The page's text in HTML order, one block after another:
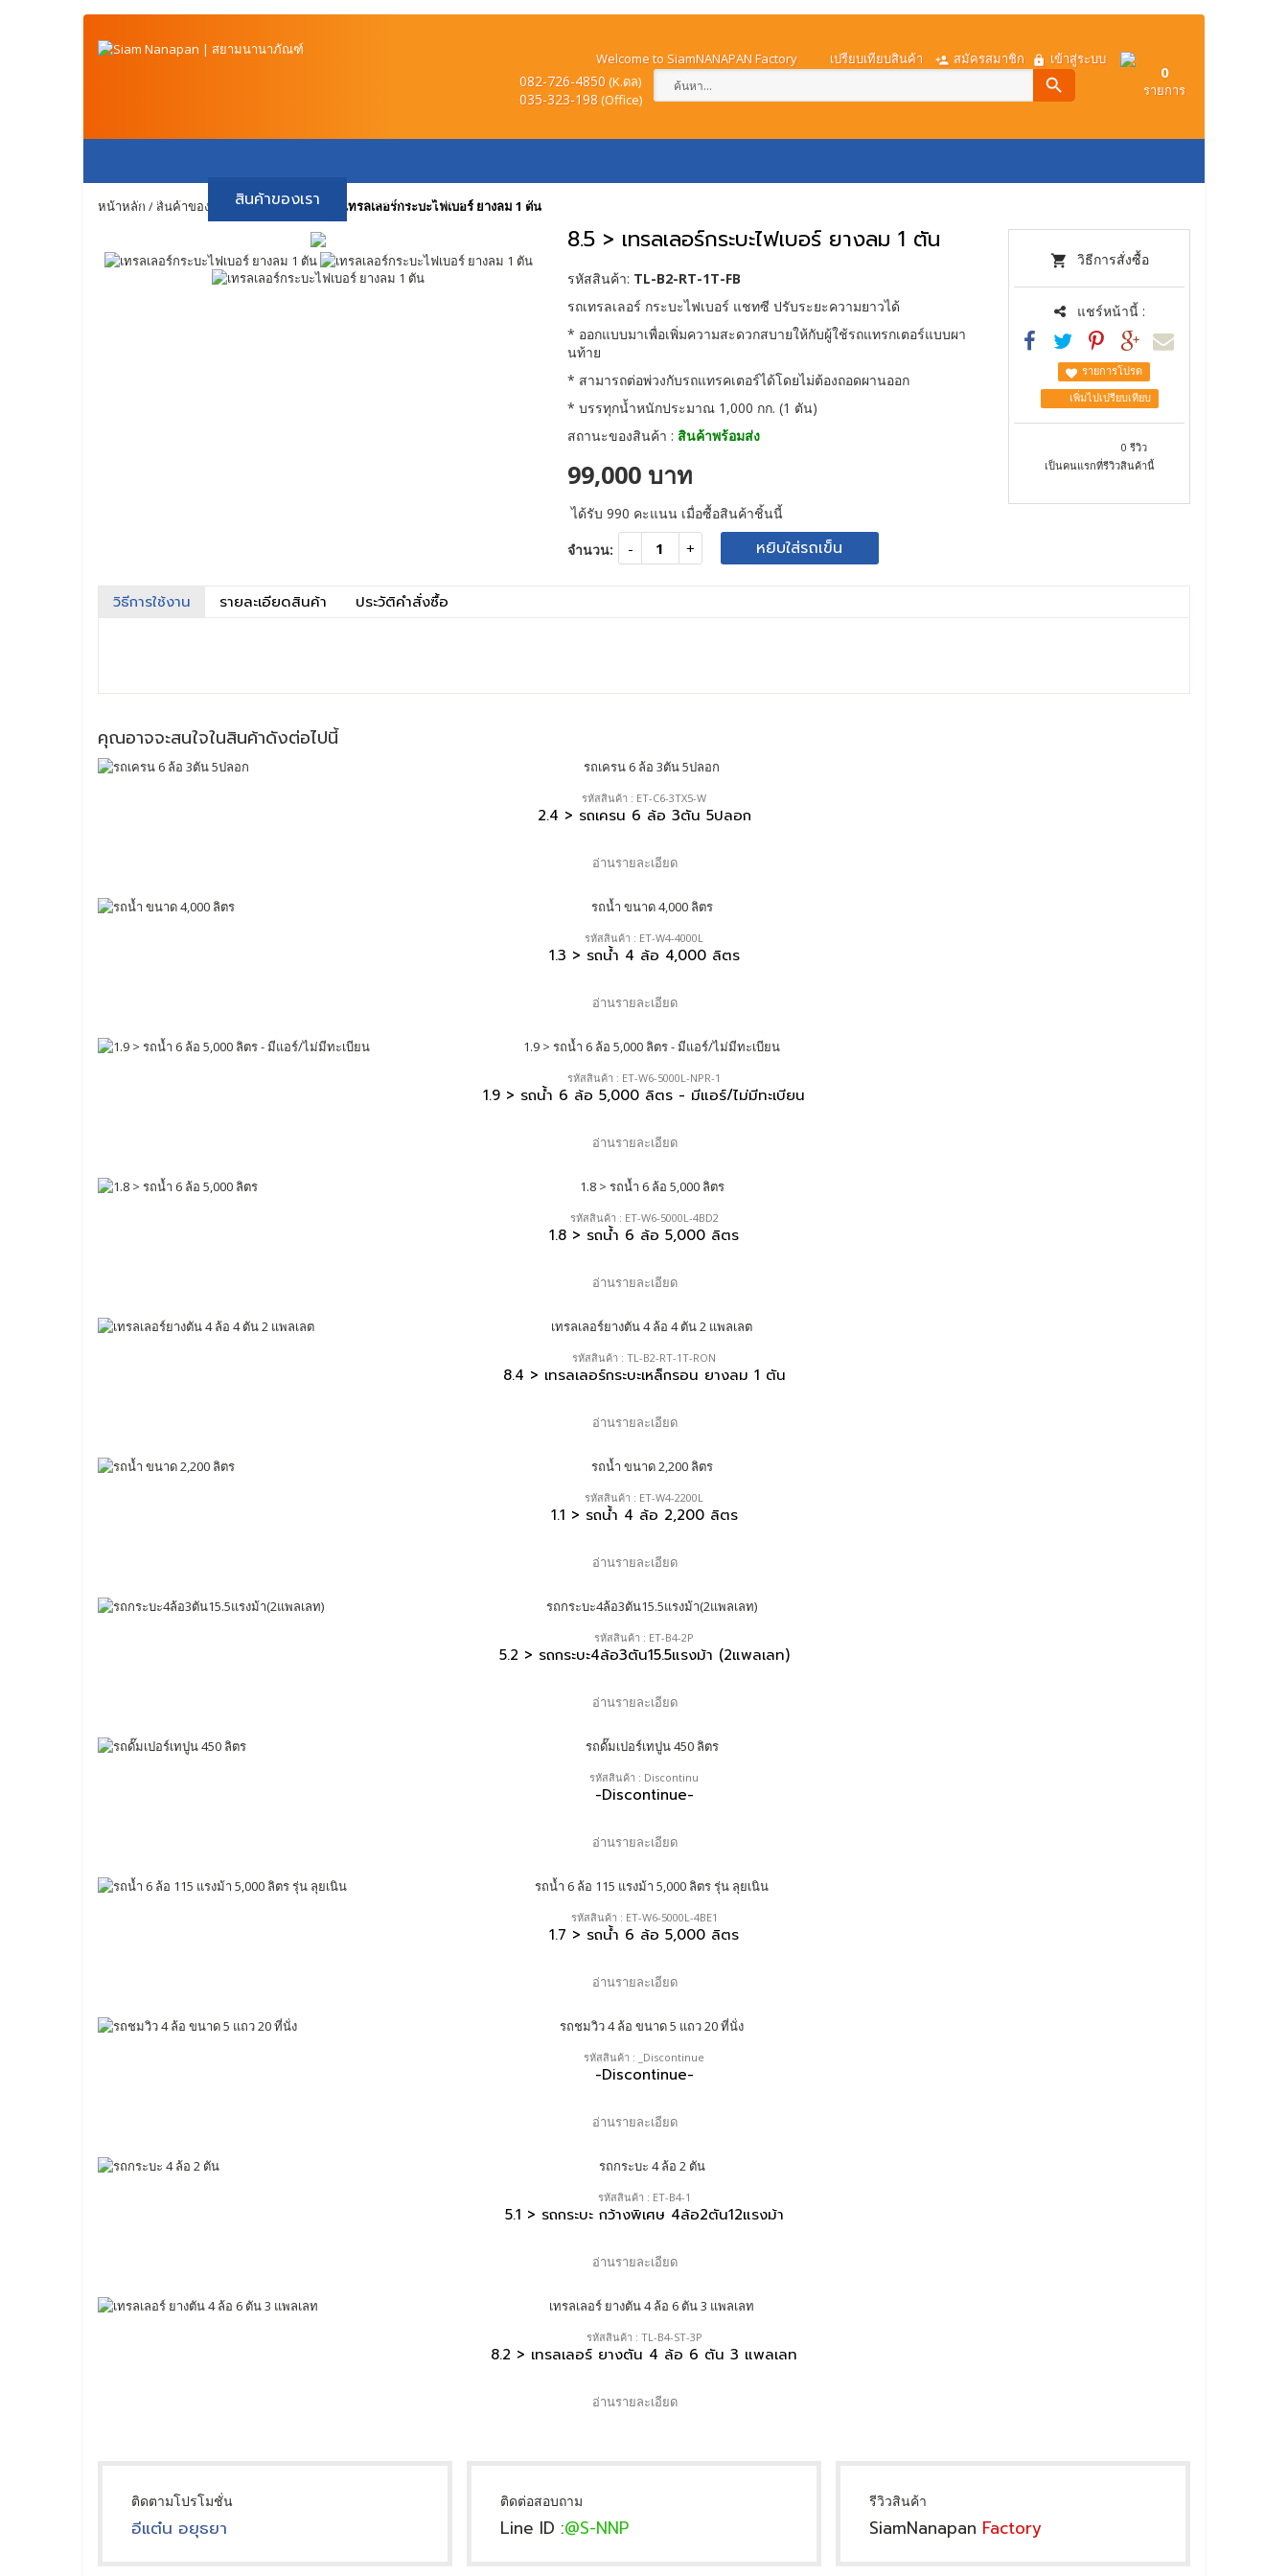
082-726-4850(K.ดล)
035-323-198(Office)
Welcome to SiamNANAPAN Factory
0
รายการ
เปรียบเทียบสินค้า สมัครสมาชิก เข้าสู่ระบบ
search
หน้าหลัก สินค้าของเรา วิธีการชำระเงิน วิธีการสั่งซื้อ
หน้าหลัก / สินค้าของเรา /8. เทรลเลอร์/ 8.5 > เทรลเลอร์กระบะไฟเบอร์ ยางลม 1 ตัน
8.5 > เทรลเลอร์กระบะไฟเบอร์ ยางลม 1 ตัน
รหัสสินค้า: TL-B2-RT-1T-FB
รถเทรลเลอร์ กระบะไฟเบอร์ แชทซี ปรับระยะความยาวได้
* ออกแบบมาเพื่อเพิ่มความสะดวกสบายให้กับผู้ใช้รถแทรกเตอร์แบบผา
นท้าย
* สามารถต่อพ่วงกับรถแทรคเตอร์ได้โดยไม่ต้องถอดผานออก
* บรรทุกน้ำหนักประมาณ 1,000 กก. (1 ตัน)
สถานะของสินค้า : สินค้าพร้อมส่ง
99,000 บาท
ได้รับ 990 คะแนน เมื่อซื้อสินค้าชิ้นนี้
จำนวน:
หยิบใส่รถเข็น
วิธีการสั่งซื้อ
แชร์หน้านี้ :
รายการโปรด
เพิ่มไปเปรียบเทียบ
0 รีวิว
เป็นคนแรกที่รีวิวสินค้านี้
วิธีการใช้งาน รายละเอียดสินค้า ประวัติคำสั่งซื้อ
คุณอาจจะสนใจในสินค้าดังต่อไปนี้
รหัสสินค้า : ET-C6-3TX5-W
2.4 > รถเครน 6 ล้อ 3ตัน 5ปลอก
อ่านรายละเอียด
รหัสสินค้า : ET-W4-4000L
1.3 > รถน้ำ 4 ล้อ 4,000 ลิตร
อ่านรายละเอียด
รหัสสินค้า : ET-W6-5000L-NPR-1
1.9 > รถน้ำ 6 ล้อ 5,000 ลิตร - มีแอร์/ไม่มีทะเบียน
อ่านรายละเอียด
รหัสสินค้า : ET-W6-5000L-4BD2
1.8 > รถน้ำ 6 ล้อ 5,000 ลิตร
อ่านรายละเอียด
รหัสสินค้า : TL-B2-RT-1T-RON
8.4 > เทรลเลอร์กระบะเหล็กรอน ยางลม 1 ตัน
อ่านรายละเอียด
รหัสสินค้า : ET-W4-2200L
1.1 > รถน้ำ 4 ล้อ 2,200 ลิตร
อ่านรายละเอียด
รหัสสินค้า : ET-B4-2P
5.2 > รถกระบะ4ล้อ3ตัน15.5แรงม้า (2แพลเลท)
อ่านรายละเอียด
รหัสสินค้า : Discontinu
-Discontinue-
อ่านรายละเอียด
รหัสสินค้า : ET-W6-5000L-4BE1
1.7 > รถน้ำ 6 ล้อ 5,000 ลิตร
อ่านรายละเอียด
รหัสสินค้า : _Discontinue
-Discontinue-
อ่านรายละเอียด
รหัสสินค้า : ET-B4-1
5.1 > รถกระบะ กว้างพิเศษ 4ล้อ2ตัน12แรงม้า
อ่านรายละเอียด
รหัสสินค้า : TL-B4-ST-3P
8.2 > เทรลเลอร์ ยางตัน 4 ล้อ 6 ตัน 3 แพลเลท
อ่านรายละเอียด
ติดตามโปรโมชั่น
อีแต๋น อยุธยา
ติดต่อสอบถาม
Line ID :@S-NNP
รีวิวสินค้า
SiamNanapan Factory